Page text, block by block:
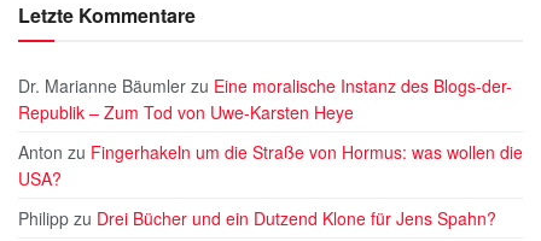
Letzte Kommentare
Dr. Marianne Bäumler zu Eine moralische Instanz des Blogs-der-
Republik – Zum Tod von Uwe-Karsten Heye
Anton zu Fingerhakeln um die Straße von Hormus: was wollen die
USA?
Philipp zu Drei Bücher und ein Dutzend Klone für Jens Spahn?